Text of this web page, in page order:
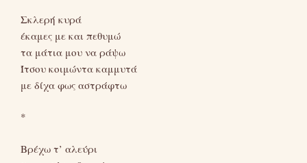
Σκλερή κυρά
έκαμες με και πεθυμώ
τα μάτια μου να ράψω
Ίτσου κοιμώντα καμμυτά
με δίχα φως αστράφτω
*
Βρέχω τ’ αλεύρι